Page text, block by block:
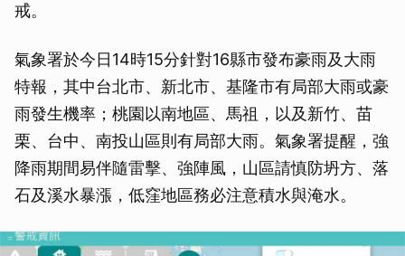
戒。
氣象署於今日14時15分針對16縣市發布豪雨及大雨
特報，其中台北市、新北市、基隆市有局部大雨或豪
雨發生機率；桃園以南地區、馬祖，以及新竹、苗
栗、台中、南投山區則有局部大雨。氣象署提醒，強
降雨期間易伴隨雷擊、強陣風，山區請慎防坍方、落
石及溪水暴漲，低窪地區務必注意積水與淹水。